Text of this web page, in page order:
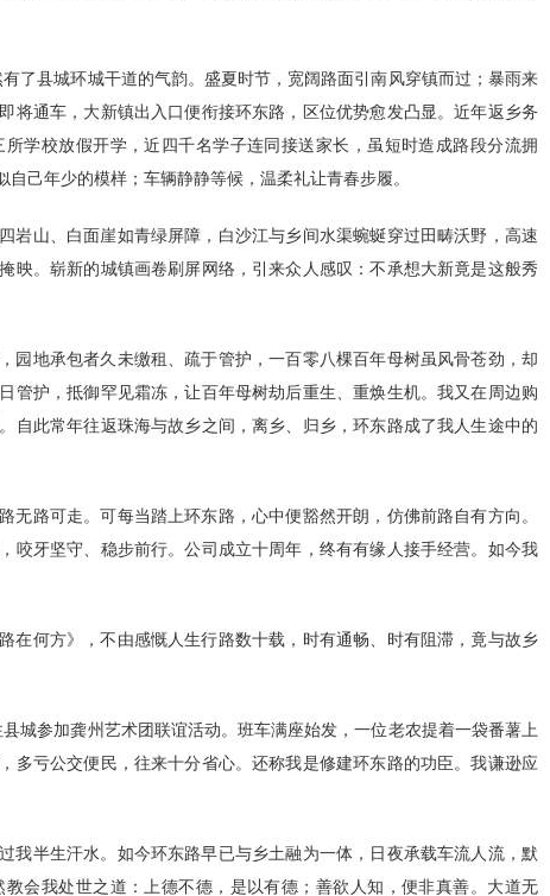
了县城环城干道的气韵。盛夏时节，宽阔路面引南风穿镇而过；暴雨来
将通车，大新镇出入口便衔接环东路，区位优势愈发凸显。近年返乡务
学校放假开学，近四千名学子连同接送家长，虽短时造成路段分流拥
己年少的模样；车辆静静等候，温柔礼让青春步履。
岩山、白面崖如青绿屏障，白沙江与乡间水渠蜿蜒穿过田畴沃野，高速
映。崭新的城镇画卷刷屏网络，引来众人感叹：不承想大新竟是这般秀
园地承包者久未缴租、疏于管护，一百零八棵百年母树虽风骨苍劲，却
管护，抵御罕见霜冻，让百年母树劫后重生、重焕生机。我又在周边购
自此常年往返珠海与故乡之间，离乡、归乡，环东路成了我人生途中的
路可走。可每当踏上环东路，心中便豁然开朗，仿佛前路自有方向。
咬牙坚守、稳步前行。公司成立十周年，终有有缘人接手经营。如今我
在何方》，不由感慨人生行路数十载，时有通畅、时有阻滞，竟与故乡
城参加龚州艺术团联谊活动。班车满座始发，一位老农提着一袋番薯上
多亏公交便民，往来十分省心。还称我是修建环东路的功臣。我谦逊应
我半生汗水。如今环东路早已与乡土融为一体，日夜承载车流人流，默
会我处世之道：上德不德，是以有德；善欲人知，便非真善。大道无